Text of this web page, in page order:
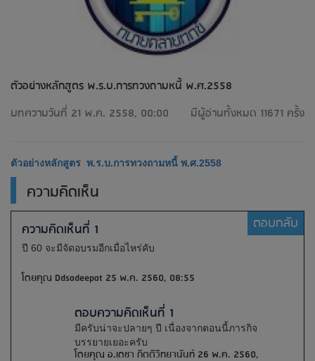
ตัวอย่างหลักสูตร พ.ร.บ.การทวงถามหนี้ พ.ศ.2558
บทความวันที่ 21 พ.ค. 2558, 00:00
มีผู้อ่านทั้งหมด 11671 ครั้ง
ตัวอย่างหลักสูตร พ.ร.บ.การทวงถามหนี้ พ.ศ.2558
ความคิดเห็น
ความคิดเห็นที่ 1 ตอบกลับ
ปี 60 จะมีจัดอบรมอีกเมื่อไหร่คับ
โดยคุณ Ddsadeepat 25 พ.ค. 2560, 08:55
ตอบความคิดเห็นที่ 1
มีครับน่าจะปลายๆ ปี เนื่องจากตอนนี้ภารกิจ
บรรยายเยอะครับ
โดยคุณ อ.เดชา กิตติวิทยานันท์ 26 พ.ค. 2560,